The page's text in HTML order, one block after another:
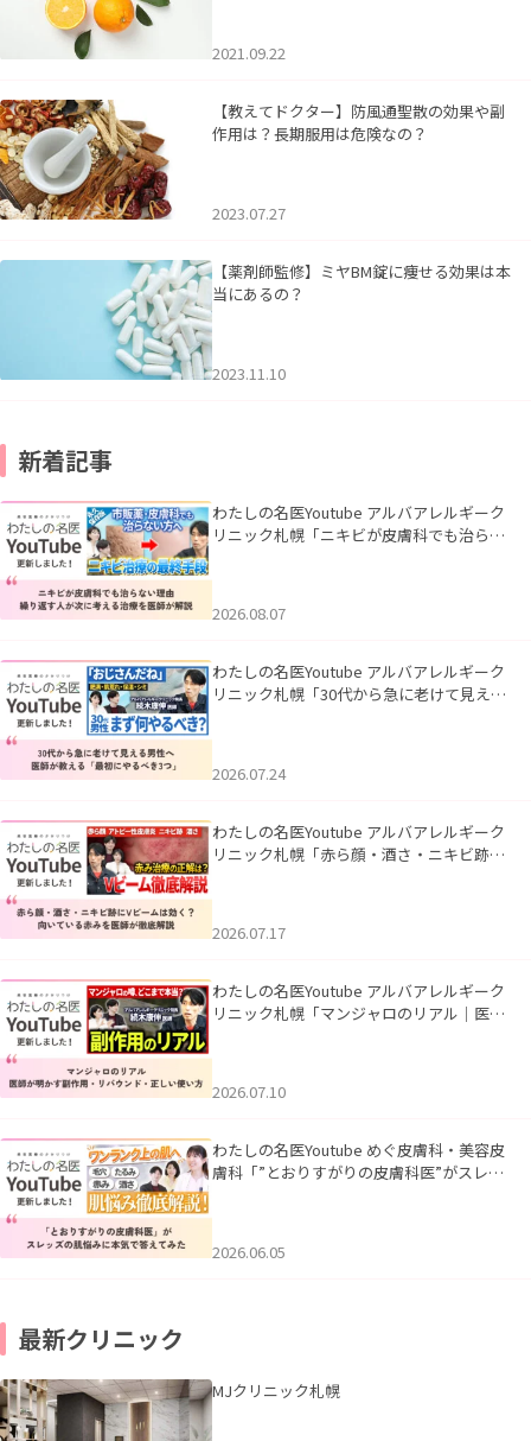
2021.09.22
【教えてドクター】防風通聖散の効果や副
作用は？長期服用は危険なの？
2023.07.27
【薬剤師監修】ミヤBM錠に痩せる効果は本
当にあるの？
2023.11.10
新着記事
わたしの名医Youtube アルバアレルギーク
リニック札幌「ニキビが皮膚科でも治らな
2026.08.07
わたしの名医Youtube アルバアレルギーク
リニック札幌「30代から急に老けて見える
2026.07.24
わたしの名医Youtube アルバアレルギーク
リニック札幌「赤ら顔・酒さ・ニキビ跡に
2026.07.17
わたしの名医Youtube アルバアレルギーク
リニック札幌「マンジャロのリアル｜医師
2026.07.10
わたしの名医Youtube めぐ皮膚科・美容皮
膚科「”とおりすがりの皮膚科医”がスレッ
2026.06.05
最新クリニック
MJクリニック札幌